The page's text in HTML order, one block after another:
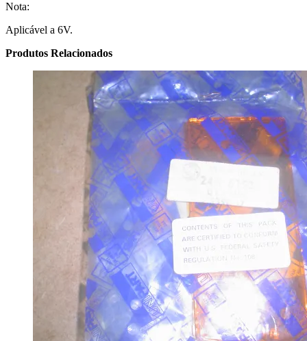
Nota:
Aplicável a 6V.
Produtos Relacionados